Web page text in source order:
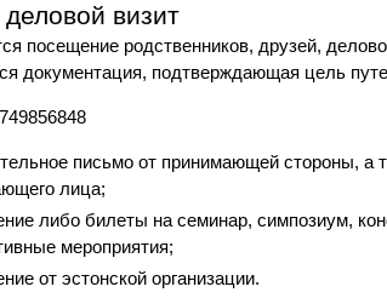
визит
посещение родственников, друзей,
документация, подтверждающая цель
письмо от принимающей стороны, а
лица;
либо билеты на семинар, симпозиум,
мероприятия;
от эстонской организации.